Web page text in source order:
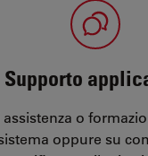
Supporto
o
oppure su